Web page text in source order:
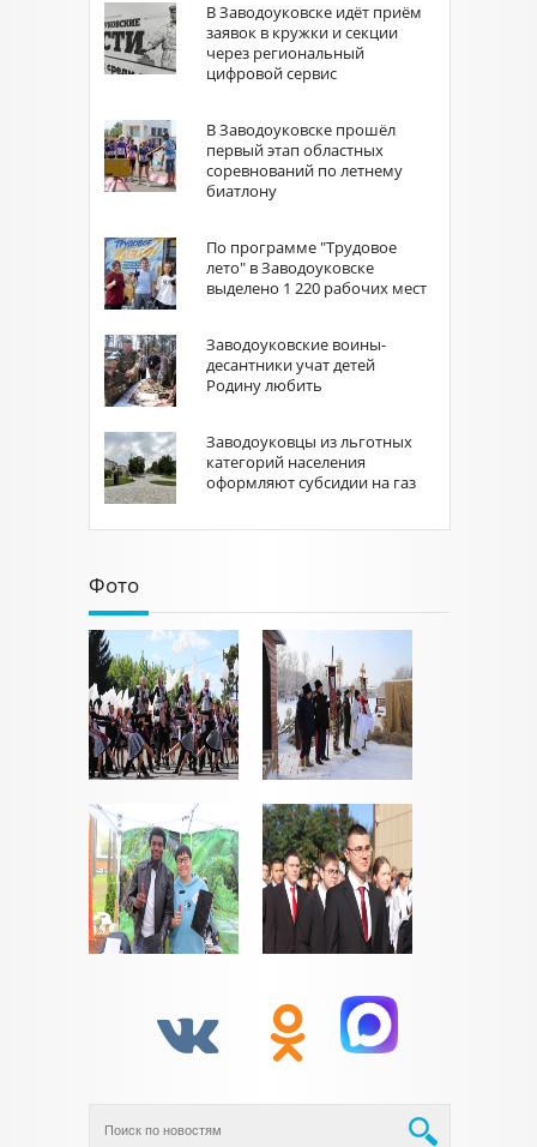
В Заводоуковске идёт приём
заявок в кружки и секции
через региональный
цифровой сервис
В Заводоуковске прошёл
первый этап областных
соревнований по летнему
биатлону
По программе "Трудовое
лето" в Заводоуковске
выделено 1 220 рабочих мест
Заводоуковские воины-
десантники учат детей
Родину любить
Заводоуковцы из льготных
категорий населения
оформляют субсидии на газ
Фото